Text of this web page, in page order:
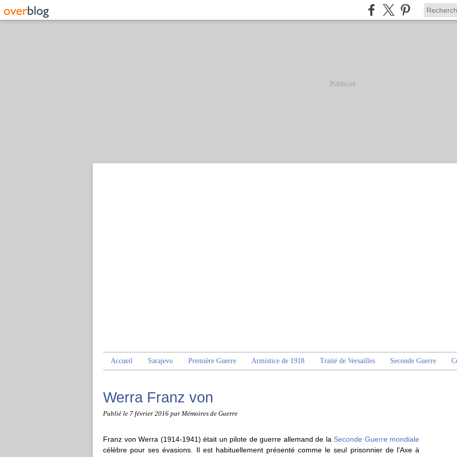
Publicité
Accueil Sarajevo Première Guerre Armistice de 1918 Traité de Versailles Seconde Guerre
Werra Franz von
Publié le 7 février 2016 par Mémoires de Guerre
Franz von Werra (1914-1941) était un pilote de guerre allemand de la Seconde Guerre mondiale
célèbre pour ses évasions. Il est habituellement présenté comme le seul prisonnier de l'Axe à